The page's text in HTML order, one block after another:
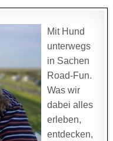
Mit Hund
unterwegs
in Sachen
Road-Fun.
Was wir
dabei alles
erleben,
entdecken,